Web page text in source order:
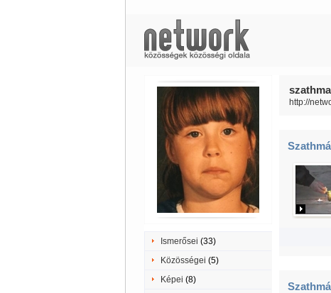
Ismerősei (33)
Közösségei (5)
Képei (8)
http://